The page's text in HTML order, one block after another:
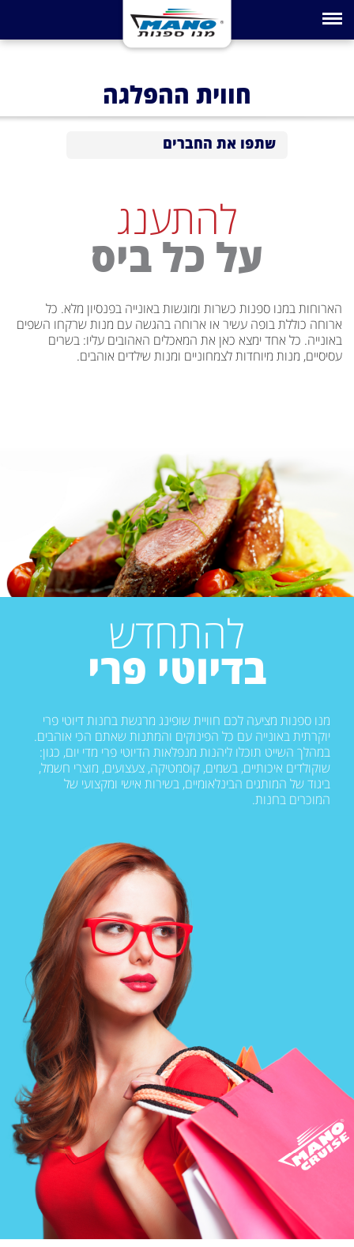
Toggle navigation
חווית ההפלגה
שתפו את החברים
להתענג
על כל ביס
הארוחות במנו ספנות כשרות ומוגשות באונייה בפנסיון מלא. כל
ארוחה כוללת בופה עשיר או ארוחה בהגשה עם מנות שרקחו השפים
באונייה. כל אחד ימצא כאן את המאכלים האהובים עליו: בשרים
עסיסיים, מנות מיוחדות לצמחוניים ומנות שילדים אוהבים.
להתחדש
בדיוטי פרי
מנו ספנות מציעה לכם חוויית שופינג מרגשת בחנות דיוטי פרי
יוקרתית באונייה עם כל הפינוקים והמתנות שאתם הכי אוהבים.
במהלך השייט תוכלו ליהנות מנפלאות הדיוטי פרי מדי יום, כגון:
שוקולדים איכותיים, בשמים, קוסמטיקה, צעצועים, מוצרי חשמל,
ביגוד של המותגים הבינלאומיים, בשירות אישי ומקצועי של
המוכרים בחנות.